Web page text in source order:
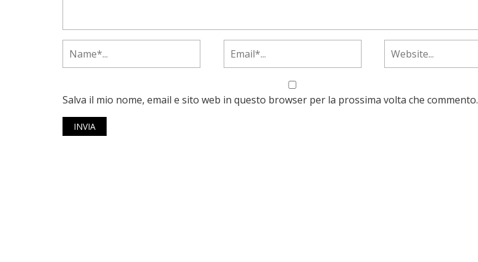
Salva il mio nome, email e sito web in questo browser per la prossima volta che commento.